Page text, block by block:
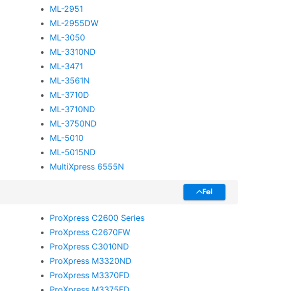
ML-2951
ML-2955DW
ML-3050
ML-3310ND
ML-3471
ML-3561N
ML-3710D
ML-3710ND
ML-3750ND
ML-5010
ML-5015ND
MultiXpress 6555N
Fel
ProXpress C2600 Series
ProXpress C2670FW
ProXpress C3010ND
ProXpress M3320ND
ProXpress M3370FD